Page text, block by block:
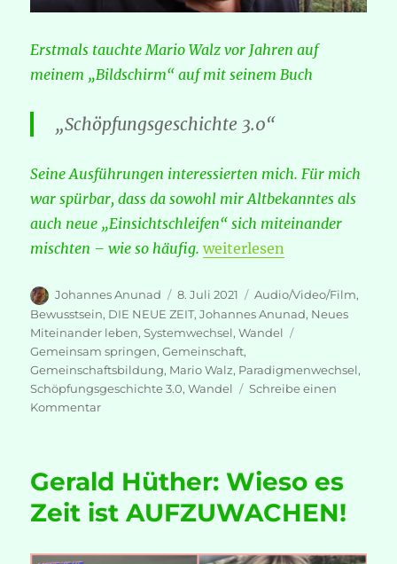
Erstmals tauchte Mario Walz vor Jahren auf
meinem „Bildschirm“ auf mit seinem Buch
„Schöpfungsgeschichte 3.0“
Seine Ausführungen interessierten mich. Für mich
war spürbar, dass da sowohl mir Altbekanntes als
auch neue „Einsichtschleifen“ sich miteinander
mischten – wie so häufig. „Mario Walz: Gemeinsam
weiterlesen
Autor
Johannes Anunad
Veröffentlicht
am
8. Juli 2021 Kategorien
Audio/Video/Film,
Bewusstsein, DIE NEUE ZEIT,Johannes Anunad, Neues
Miteinander leben,Systemwechsel,Wandel
Gemeinsam springen,Gemeinschaft,
Gemeinschaftsbildung, Mario Walz, Paradigmenwechsel,
Schöpfungsgeschichte 3.0,Wandel
Schreibe einen
Kommentarzu
springen!
Gerald Hüther: Wieso es
Zeit ist AUFZUWACHEN!